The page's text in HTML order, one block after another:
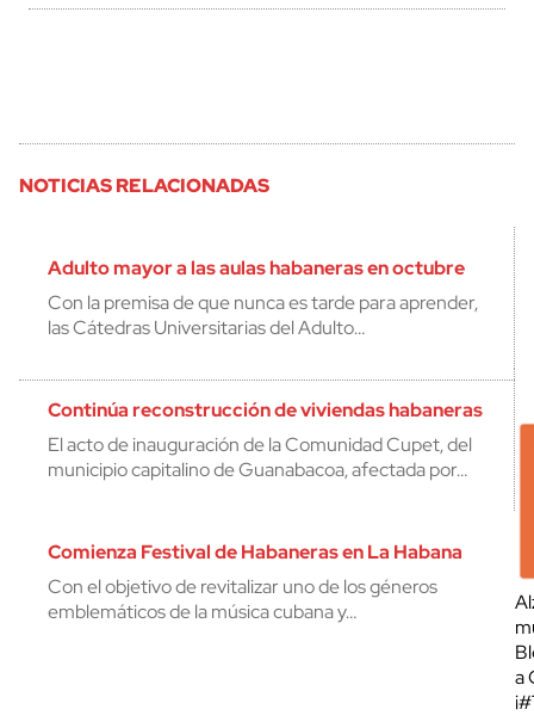
NOTICIAS RELACIONADAS
Adulto mayor a las aulas habaneras en octubre
Con la premisa de que nunca es tarde para aprender,
las Cátedras Universitarias del Adulto…
Continúa reconstrucción de viviendas habaneras
El acto de inauguración de la Comunidad Cupet, del
municipio capitalino de Guanabacoa, afectada por…
Comienza Festival de Habaneras en La Habana
Con el objetivo de revitalizar uno de los géneros
emblemáticos de la música cubana y…
a